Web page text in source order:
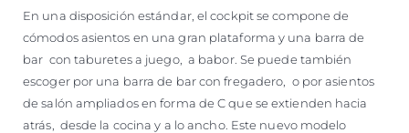
En una disposición estándar, el cockpit se compone de
cómodos asientos en una gran plataforma y una barra de
bar con taburetes a juego, a babor. Se puede también
escoger por una barra de bar con fregadero, o por asientos
de salón ampliados en forma de C que se extienden hacia
atrás, desde la cocina y a lo ancho. Este nuevo modelo